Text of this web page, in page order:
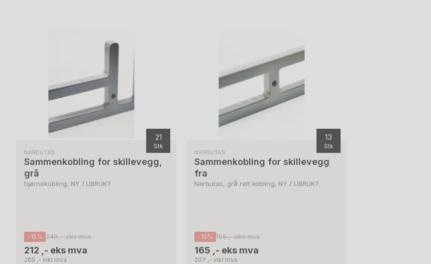
21
Stk
NARBUTAS
Sammenkobling for skillevegg,
grå
hjørnekobling, NY / UBRUKT
-15% 249 ,- eks mva
212 ,- eks mva
265 ,- inkl mva
13
Stk
NARBUTAS
Sammenkobling for skillevegg
fra
Narbutas, grå rett kobling, NY / UBRUKT
-15% 195 ,- eks mva
165 ,- eks mva
207 ,- inkl mva